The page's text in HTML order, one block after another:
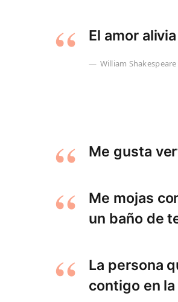
El amor
William Shakespeare
Me gusta
Me mojas
un baño de
La persona
contigo en